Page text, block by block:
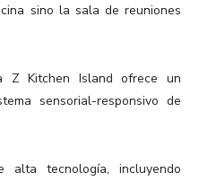
sino la sala de reuniones
Z Kitchen Island ofrece un
sensorial-responsivo de
tecnología, incluyendo